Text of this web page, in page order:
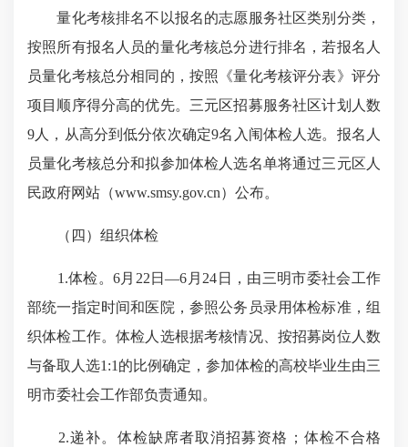
量化考核排名不以报名的志愿服务社区类别分类，
按照所有报名人员的量化考核总分进行排名，若报名人
员量化考核总分相同的，按照《量化考核评分表》评分
项目顺序得分高的优先。三元区招募服务社区计划人数
9人，从高分到低分依次确定9名入闱体检人选。报名人
员量化考核总分和拟参加体检人选名单将通过三元区人
民政府网站（www.smsy.gov.cn）公布。
（四）组织体检
1.体检。6月22日—6月24日，由三明市委社会工作
部统一指定时间和医院，参照公务员录用体检标准，组
织体检工作。体检人选根据考核情况、按招募岗位人数
与备取人选1:1的比例确定，参加体检的高校毕业生由三
明市委社会工作部负责通知。
2.递补。体检缺席者取消招募资格；体检不合格